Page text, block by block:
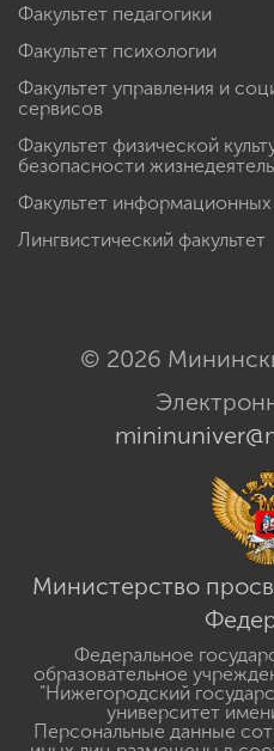
Факультет педагогики
Факультет психологии
Факультет управления и
сервисов
Факультет физической
безопасности
Факультет информационных
Лингвистический факультет
© 2026
Министерство
Федеральное
образовательное
"Нижегородский
университет
Персональные данные